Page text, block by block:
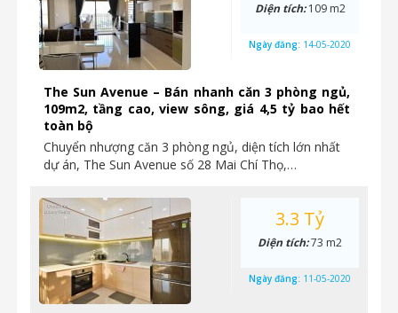
The Sun Avenue – Bán nhanh căn 3 phòng ngủ,
109m2, tầng cao, view sông, giá 4,5 tỷ bao hết
toàn bộ
Chuyển nhượng căn 3 phòng ngủ, diện tích lớn nhất
dự án, The Sun Avenue số 28 Mai Chí Thọ,…
Diện tích:109 m2
Ngày đăng: 14-05-2020
3.3 Tỷ
Diện tích:73 m2
Ngày đăng: 11-05-2020